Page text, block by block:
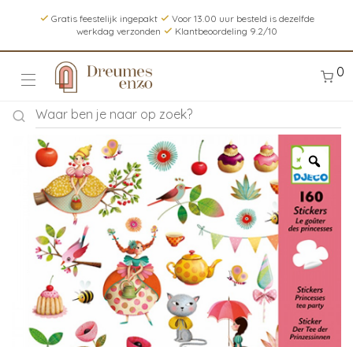
Gratis feestelijk ingepakt
Voor 13.00 uur besteld is dezelfde
werkdag verzonden
Klantbeoordeling 9.2/10
0